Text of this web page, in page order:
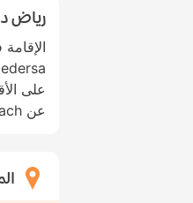
رياض
عن Salé City Beach و٣ كم عن مارينا أبي رقراق سلا.